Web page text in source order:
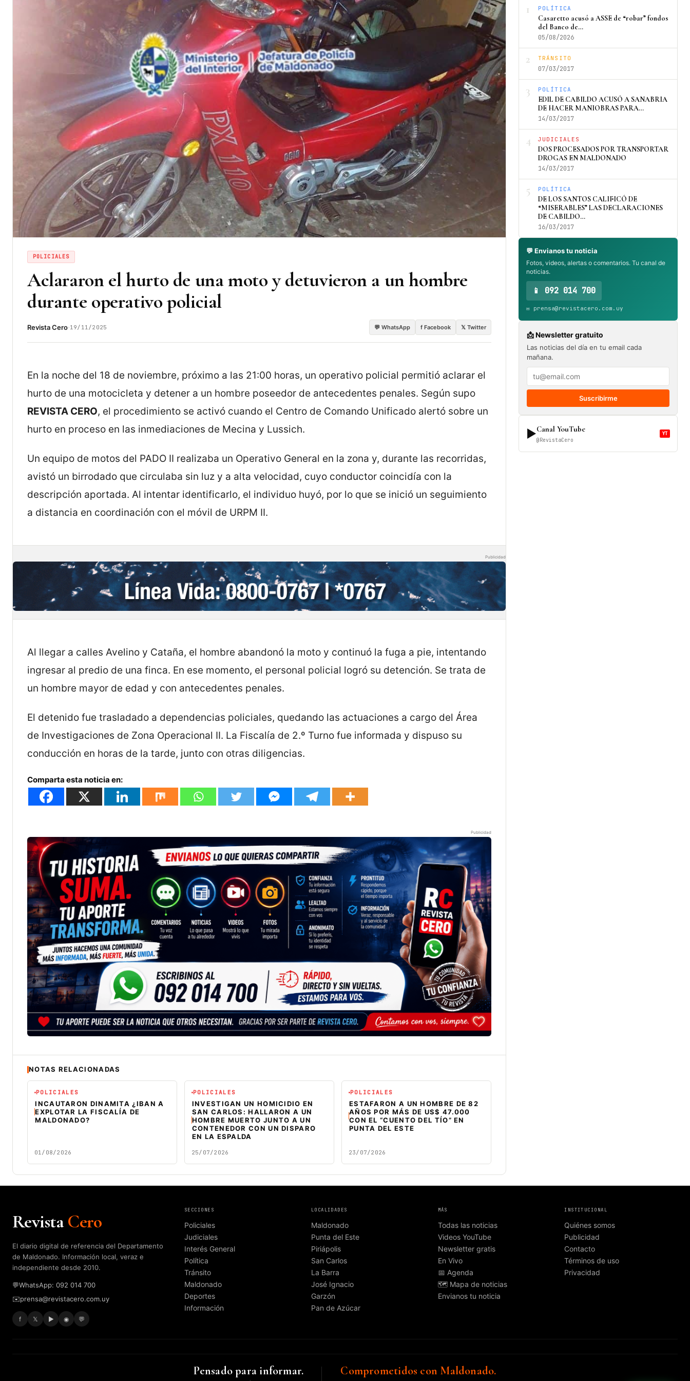
POLICIALES
Aclararon el hurto de una moto y detuvieron a un hombre
durante operativo policial
Revista Cero·19/11/2025 💬 WhatsApp f Facebook 𝕏 Twitter
En la noche del 18 de noviembre, próximo a las 21:00 horas, un operativo policial permitió aclarar el
hurto de una motocicleta y detener a un hombre poseedor de antecedentes penales. Según supo
REVISTA CERO, el procedimiento se activó cuando el Centro de Comando Unificado alertó sobre un
hurto en proceso en las inmediaciones de Mecina y Lussich.
Un equipo de motos del PADO II realizaba un Operativo General en la zona y, durante las recorridas,
avistó un birrodado que circulaba sin luz y a alta velocidad, cuyo conductor coincidía con la
descripción aportada. Al intentar identificarlo, el individuo huyó, por lo que se inició un seguimiento
a distancia en coordinación con el móvil de URPM II.
Publicidad
Al llegar a calles Avelino y Cataña, el hombre abandonó la moto y continuó la fuga a pie, intentando
ingresar al predio de una finca. En ese momento, el personal policial logró su detención. Se trata de
un hombre mayor de edad y con antecedentes penales.
El detenido fue trasladado a dependencias policiales, quedando las actuaciones a cargo del Área
de Investigaciones de Zona Operacional II. La Fiscalía de 2.º Turno fue informada y dispuso su
conducción en horas de la tarde, junto con otras diligencias.
Comparta esta noticia en:
Publicidad
NOTAS RELACIONADAS
POLICIALES
INCAUTARON DINAMITA ¿IBAN A
EXPLOTAR LA FISCALÍA DE
MALDONADO?
01/08/2026
POLICIALES
INVESTIGAN UN HOMICIDIO EN
SAN CARLOS: HALLARON A UN
HOMBRE MUERTO JUNTO A UN
CONTENEDOR CON UN DISPARO
EN LA ESPALDA
25/07/2026
POLICIALES
ESTAFARON A UN HOMBRE DE 82
AÑOS POR MÁS DE US$ 47.000
CON EL “CUENTO DEL TÍO” EN
PUNTA DEL ESTE
23/07/2026
1 POLÍTICA
Casaretto acusó a ASSE de “robar” fondos
del Banco de…
05/08/2026
2 TRÁNSITO
07/03/2017
3 POLÍTICA
EDIL DE CABILDO ACUSÓ A SANABRIA
DE HACER MANIOBRAS PARA…
14/03/2017
4 JUDICIALES
DOS PROCESADOS POR TRANSPORTAR
DROGAS EN MALDONADO
14/03/2017
5 POLÍTICA
DE LOS SANTOS CALIFICÓ DE
“MISERABLES” LAS DECLARACIONES
DE CABILDO…
16/03/2017
💬 Envianos tu noticia
Fotos, videos, alertas o comentarios. Tu canal de
noticias.
📱 092 014 700
✉️ prensa@revistacero.com.uy
📩 Newsletter gratuito
Las noticias del día en tu email cada
mañana.
Suscribirme
▶Canal YouTube
@RevistaCero
YT
RevistaCero
El diario digital de referencia del Departamento
de Maldonado. Información local, veraz e
independiente desde 2010.
💬WhatsApp: 092 014 700
✉️prensa@revistacero.com.uy
f 𝕏 ▶ ◉ 💬
SECCIONES
Policiales
Judiciales
Interés General
Política
Tránsito
Maldonado
Deportes
Información
LOCALIDADES
Maldonado
Punta del Este
Piriápolis
San Carlos
La Barra
José Ignacio
Garzón
Pan de Azúcar
MÁS
Todas las noticias
Videos YouTube
Newsletter gratis
En Vivo
📅 Agenda
🗺️ Mapa de noticias
Envianos tu noticia
INSTITUCIONAL
Quiénes somos
Publicidad
Contacto
Términos de uso
Privacidad
Pensado para informar. Comprometidos con Maldonado.